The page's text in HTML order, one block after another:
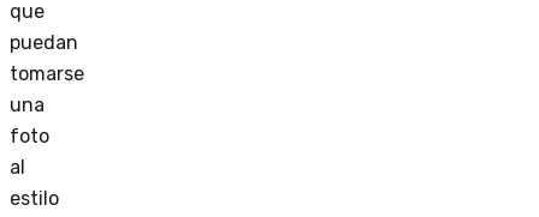
que
puedan
tomarse
una
foto
al
estilo